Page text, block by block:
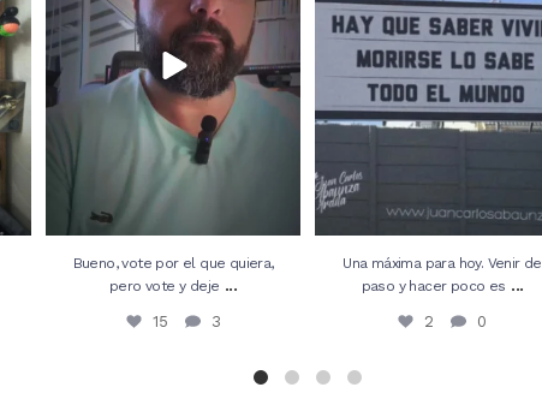
Bueno, vote por el que quiera,
pero vote y deje ...
15 3
Una máxima para hoy. Venir de
paso y hacer poco es ...
2 0